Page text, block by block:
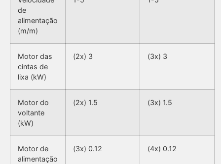
de
alimentação
(m/m)
Motor das
cintas de
lixa (kW)
(2x) 3 (3x) 3
Motor do
voltante
(kW)
(2x) 1.5 (3x) 1.5
Motor de
alimentação
(3x) 0.12 (4x) 0.12